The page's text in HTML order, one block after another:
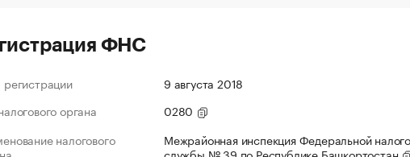
ФНС
9 августа 2018
органа
0280
налогового
Межрайонная инспекция Федеральной